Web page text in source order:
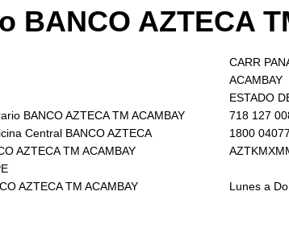
BANCO AZTECA
CARR
ACAMBAY
ESTADO
BANCO AZTECA TM ACAMBAY
718 127
Central BANCO AZTECA
1800
AZTECA TM ACAMBAY
AZTECA TM ACAMBAY
Lunes a